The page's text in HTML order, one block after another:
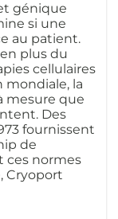
génique
si une
au patient.
plus du
cellulaires
mondiale, la
mesure que
Des
fournissent
de
ces normes
Cryoport